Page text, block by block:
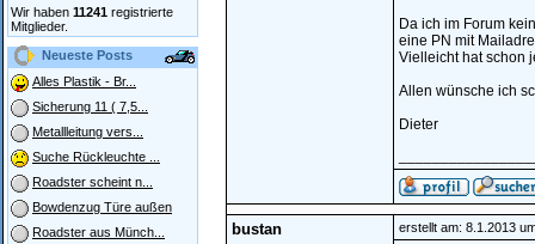
Wir haben 11241 registrierte
Mitglieder.
Neueste Posts
Alles Plastik - Br...
Sicherung 11 ( 7,5...
Metallleitung vers...
Suche Rückleuchte ...
Roadster scheint n...
Bowdenzug Türe außen
Roadster aus Münch...
Da ich im Forum
eine PN mit
Vielleicht hat schon
Allen wünsche ich
Dieter
bustan erstellt am: 8.1.2013